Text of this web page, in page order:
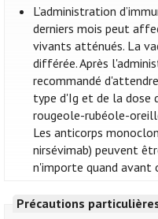
L’administration
derniers mois peut
vivants atténués. La
différée. Après
recommandé
type d'Ig et de la dose
rougeole-rubéole-
Les anticorps
nirsévimab) peuvent
n'importe quand avant
Précautions